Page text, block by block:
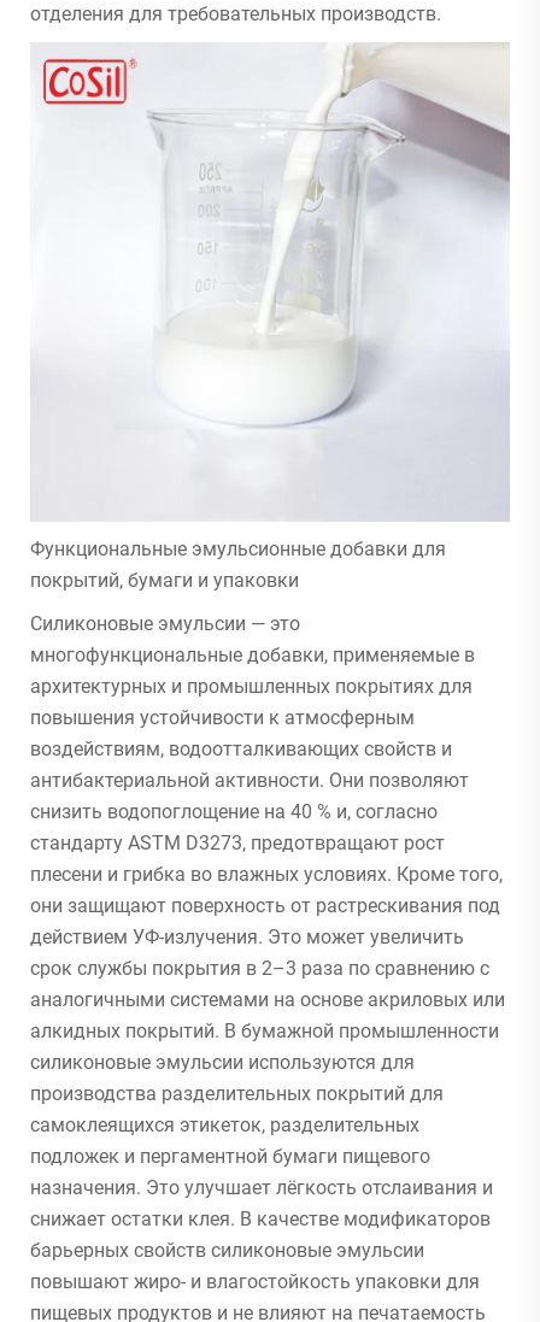
отделения для требовательных производств.
Функциональные эмульсионные добавки для
покрытий, бумаги и упаковки
Силиконовые эмульсии — это
многофункциональные добавки, применяемые в
архитектурных и промышленных покрытиях для
повышения устойчивости к атмосферным
воздействиям, водоотталкивающих свойств и
антибактериальной активности. Они позволяют
снизить водопоглощение на 40 % и, согласно
стандарту ASTM D3273, предотвращают рост
плесени и грибка во влажных условиях. Кроме того,
они защищают поверхность от растрескивания под
действием УФ-излучения. Это может увеличить
срок службы покрытия в 2–3 раза по сравнению с
аналогичными системами на основе акриловых или
алкидных покрытий. В бумажной промышленности
силиконовые эмульсии используются для
производства разделительных покрытий для
самоклеящихся этикеток, разделительных
подложек и пергаментной бумаги пищевого
назначения. Это улучшает лёгкость отслаивания и
снижает остатки клея. В качестве модификаторов
барьерных свойств силиконовые эмульсии
повышают жиро- и влагостойкость упаковки для
пищевых продуктов и не влияют на печатаемость